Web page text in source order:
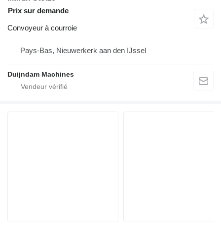
Prix sur demande
Convoyeur à courroie
Pays-Bas, Nieuwerkerk aan den IJssel
Duijndam Machines